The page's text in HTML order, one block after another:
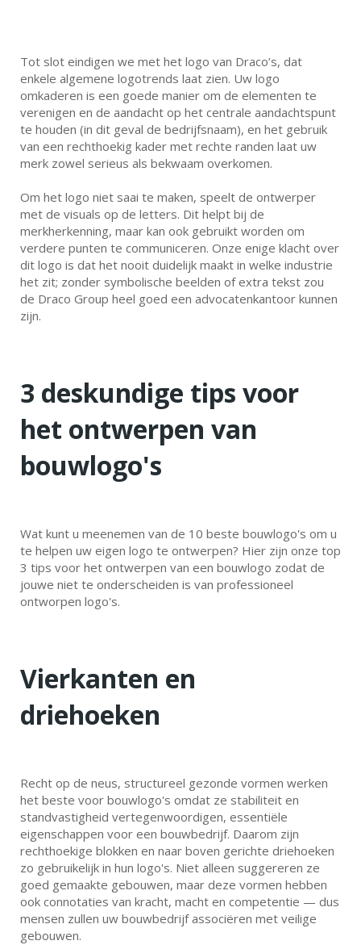
Tot slot eindigen we met het logo van Draco’s, dat
enkele algemene logotrends laat zien. Uw logo
omkaderen is een goede manier om de elementen te
verenigen en de aandacht op het centrale aandachtspunt
te houden (in dit geval de bedrijfsnaam), en het gebruik
van een rechthoekig kader met rechte randen laat uw
merk zowel serieus als bekwaam overkomen.
Om het logo niet saai te maken, speelt de ontwerper
met de visuals op de letters. Dit helpt bij de
merkherkenning, maar kan ook gebruikt worden om
verdere punten te communiceren. Onze enige klacht over
dit logo is dat het nooit duidelijk maakt in welke industrie
het zit; zonder symbolische beelden of extra tekst zou
de Draco Group heel goed een advocatenkantoor kunnen
zijn.
3 deskundige tips voor
het ontwerpen van
bouwlogo's
Wat kunt u meenemen van de 10 beste bouwlogo's om u
te helpen uw eigen logo te ontwerpen? Hier zijn onze top
3 tips voor het ontwerpen van een bouwlogo zodat de
jouwe niet te onderscheiden is van professioneel
ontworpen logo's.
Vierkanten en
driehoeken
Recht op de neus, structureel gezonde vormen werken
het beste voor bouwlogo's omdat ze stabiliteit en
standvastigheid vertegenwoordigen, essentiële
eigenschappen voor een bouwbedrijf. Daarom zijn
rechthoekige blokken en naar boven gerichte driehoeken
zo gebruikelijk in hun logo's. Niet alleen suggereren ze
goed gemaakte gebouwen, maar deze vormen hebben
ook connotaties van kracht, macht en competentie — dus
mensen zullen uw bouwbedrijf associëren met veilige
gebouwen.